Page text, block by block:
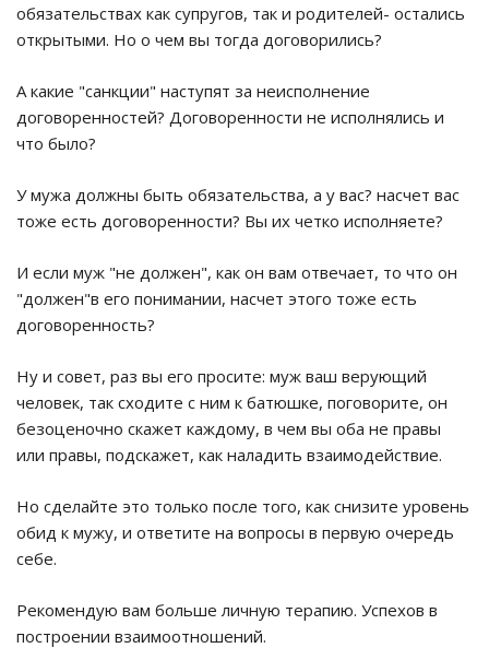
обязательствах как супругов, так и родителей- остались
открытыми. Но о чем вы тогда договорились?
А какие "санкции" наступят за неисполнение
договоренностей? Договоренности не исполнялись и
что было?
У мужа должны быть обязательства, а у вас? насчет вас
тоже есть договоренности? Вы их четко исполняете?
И если муж "не должен", как он вам отвечает, то что он
"должен"в его понимании, насчет этого тоже есть
договоренность?
Ну и совет, раз вы его просите: муж ваш верующий
человек, так сходите с ним к батюшке, поговорите, он
безоценочно скажет каждому, в чем вы оба не правы
или правы, подскажет, как наладить взаимодействие.
Но сделайте это только после того, как снизите уровень
обид к мужу, и ответите на вопросы в первую очередь
себе.
Рекомендую вам больше личную терапию. Успехов в
построении взаимоотношений.